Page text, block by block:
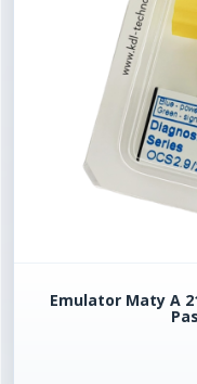
Emulator Maty A